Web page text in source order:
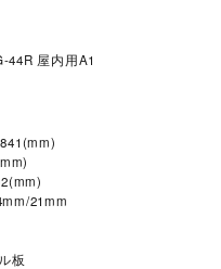
44R 屋内用A1
21mm
板